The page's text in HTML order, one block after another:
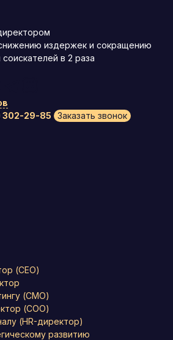
издержек и сокращению
в 2 раза
302-29-85
Заказать звонок
(CEO)
(CMO)
(COO)
(HR-директор)
развитию